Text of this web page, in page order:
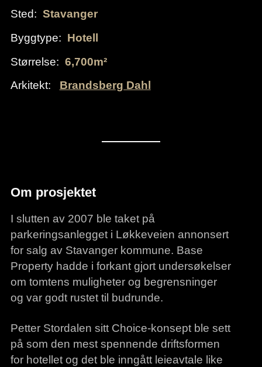
Sted: Stavanger
Byggtype: Hotell
Størrelse: 6,700m²
Arkitekt:
Brandsberg Dahl
Om prosjektet
I slutten av 2007 ble taket på
parkeringsanlegget i Løkkeveien annonsert
for salg av Stavanger kommune. Base
Property hadde i forkant gjort undersøkelser
om tomtens muligheter og begrensninger
og var godt rustet til budrunde.
Petter Stordalen sitt Choice-konsept ble sett
på som den mest spennende driftsformen
for hotellet og det ble inngått leieavtale like